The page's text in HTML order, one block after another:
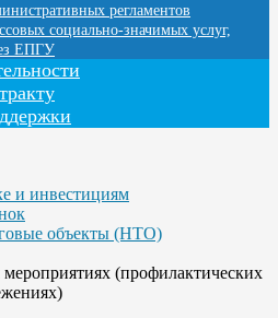
регламентов
социально-значимых услуг,
ЕПГУ
и инвестициям
объекты (НТО)
(профилактических